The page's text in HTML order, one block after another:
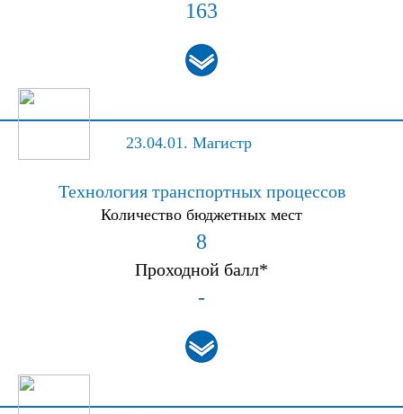
163
23.04.01. Магистр
Технология транспортных процессов
Количество бюджетных мест
8
Проходной балл*
-